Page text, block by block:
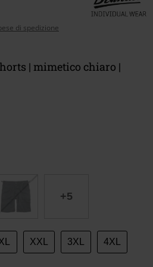
di spedizione
| mimetico chiaro |
+5
XXL 3XL 4XL